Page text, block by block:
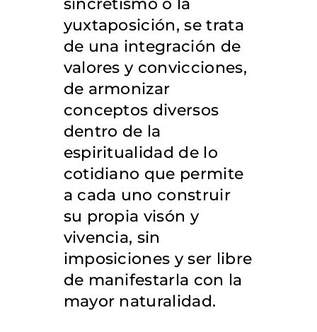
sincretismo o la
yuxtaposición, se trata
de una integración de
valores y convicciones,
de armonizar
conceptos diversos
dentro de la
espiritualidad de lo
cotidiano que permite
a cada uno construir
su propia visón y
vivencia, sin
imposiciones y ser libre
de manifestarla con la
mayor naturalidad.